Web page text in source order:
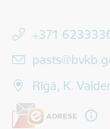
+371
E-pasts:
Rīgā, K.